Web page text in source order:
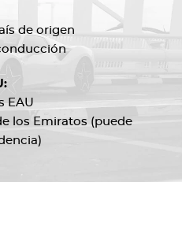
de origen
EAU
los Emiratos (puede